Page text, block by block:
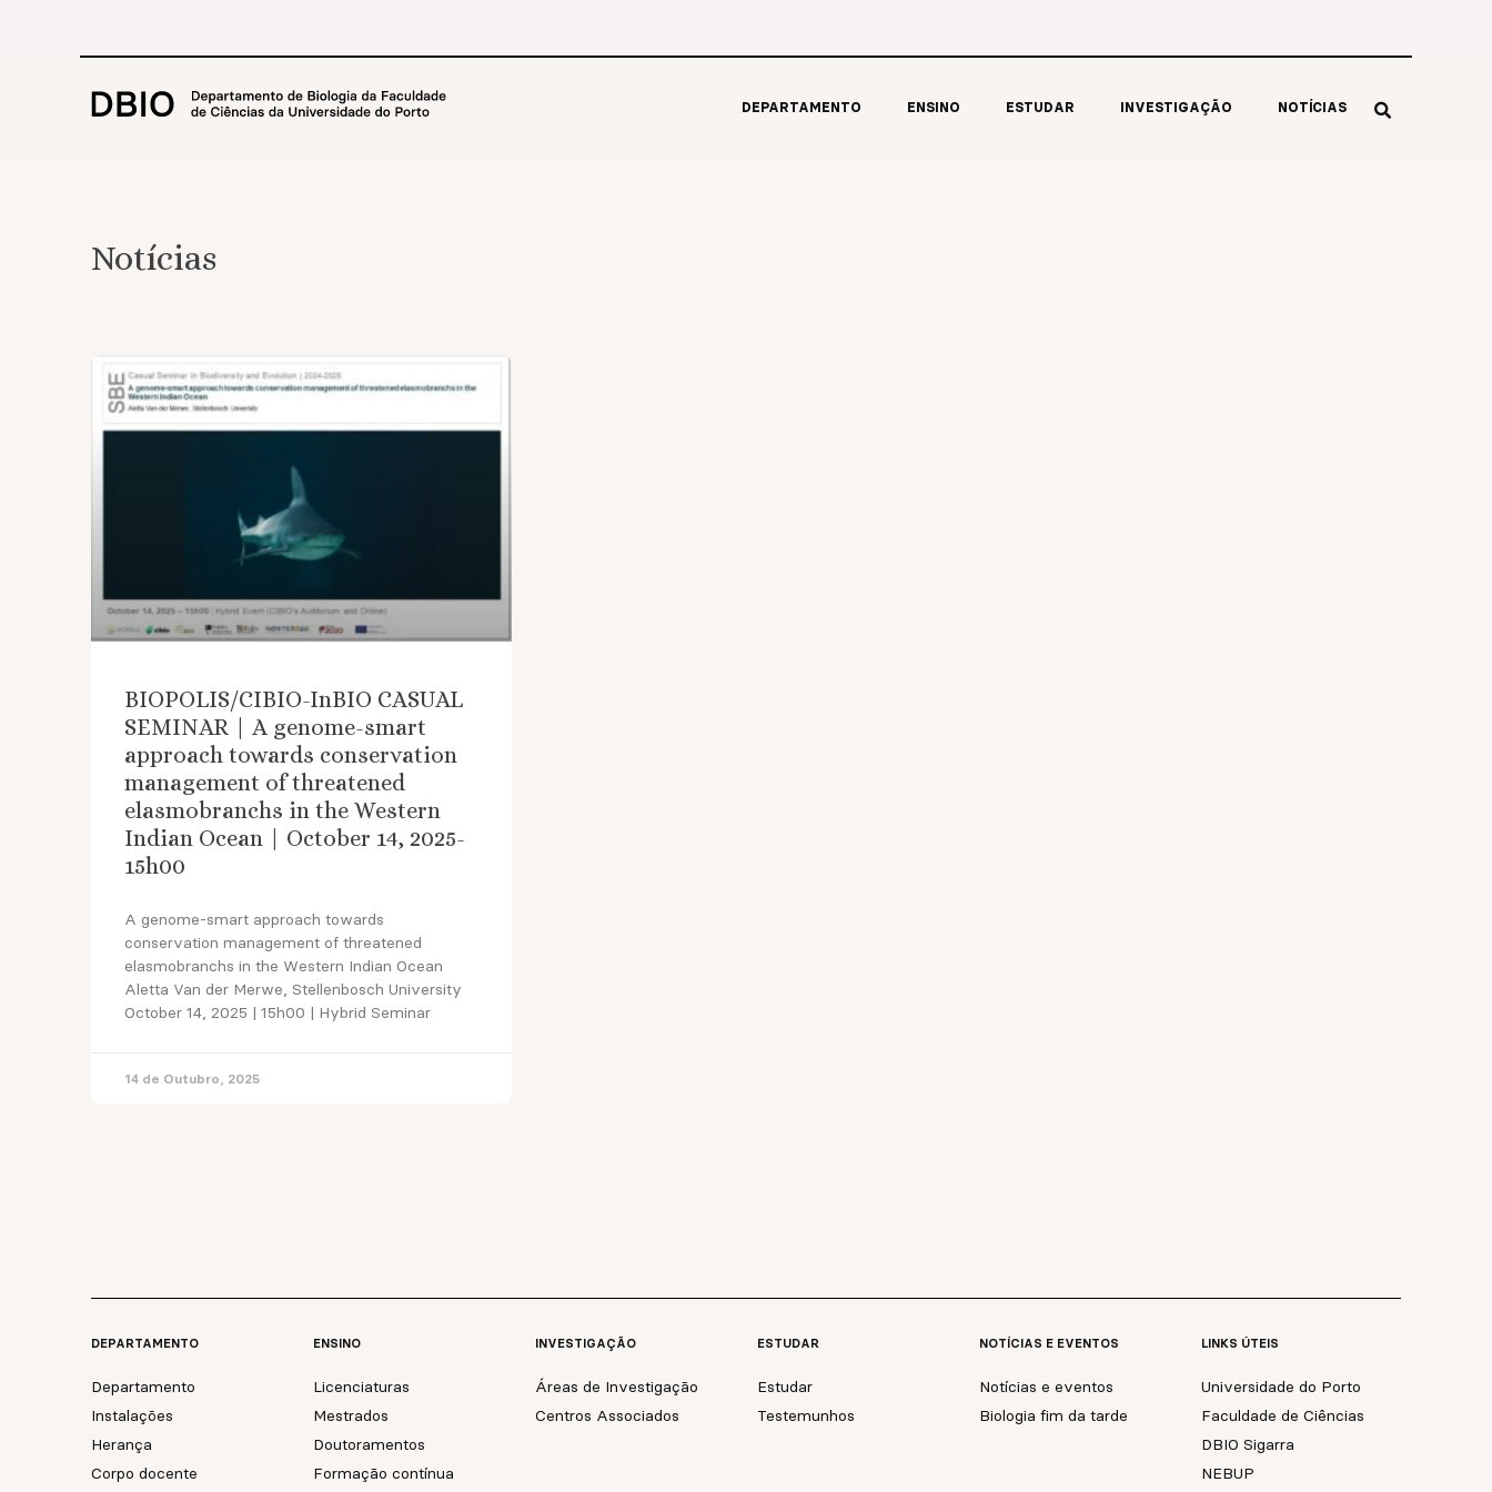
DEPARTAMENTO ENSINO ESTUDAR INVESTIGAÇÃO NOTÍCIAS
Notícias
BIOPOLIS/CIBIO-InBIO CASUAL
SEMINAR | A genome-smart
approach towards conservation
management of threatened
elasmobranchs in the Western
Indian Ocean | October 14, 2025-
15h00
A genome-smart approach towards
conservation management of threatened
elasmobranchs in the Western Indian Ocean
Aletta Van der Merwe, Stellenbosch University
October 14, 2025 | 15h00 | Hybrid Seminar
14 de Outubro, 2025
DEPARTAMENTO
Departamento
Instalações
Herança
Corpo docente
ENSINO
Licenciaturas
Mestrados
Doutoramentos
Formação contínua
INVESTIGAÇÃO
Áreas de Investigação
Centros Associados
ESTUDAR
Estudar
Testemunhos
NOTÍCIAS E EVENTOS
Notícias e eventos
Biologia fim da tarde
LINKS ÚTEIS
Universidade do Porto
Faculdade de Ciências
DBIO Sigarra
NEBUP